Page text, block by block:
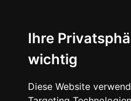
Ihre
wichtig
Diese Website